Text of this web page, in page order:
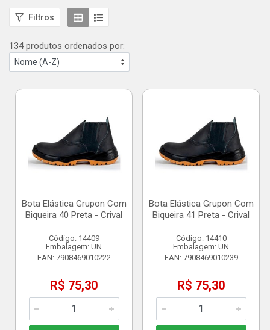
Filtros
134 produtos ordenados por:
Bota Elástica Grupon Com
Biqueira 40 Preta - Crival
Código: 14409
Embalagem: UN
EAN: 7908469010222
R$ 75,30
Bota Elástica Grupon Com
Biqueira 41 Preta - Crival
Código: 14410
Embalagem: UN
EAN: 7908469010239
R$ 75,30